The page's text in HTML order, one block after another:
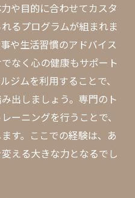
ョンプラン
けるためのヒント
功体験
践的アドバイス
するコツ
ルジムで見つける新し
めのステップ
や目的に合わせてカスタ
るプログラムが組まれま
や生活習慣のアドバイス
なく心の健康もサポート
ジムを利用することで、
出しましょう。専門のト
ーニングを行うことで、
す。ここでの経験は、あ
える大きな力となるでし